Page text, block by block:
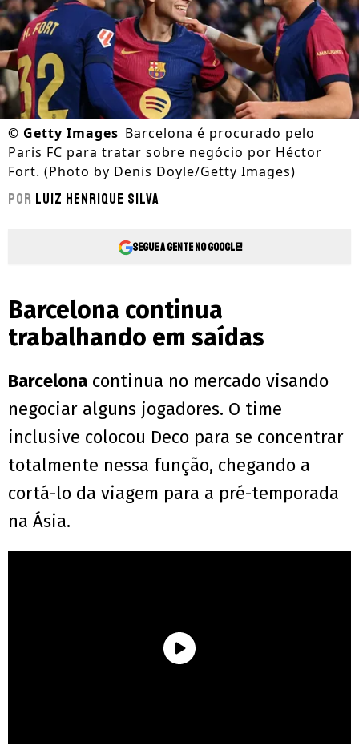
© Getty Images Barcelona é procurado pelo
Paris FC para tratar sobre negócio por Héctor
Fort. (Photo by Denis Doyle/Getty Images)
Por Luiz Henrique Silva
Segue a gente no Google!
Barcelona continua
trabalhando em saídas
Barcelona continua no mercado visando
negociar alguns jogadores. O time
inclusive colocou Deco para se concentrar
totalmente nessa função, chegando a
cortá-lo da viagem para a pré-temporada
na Ásia.